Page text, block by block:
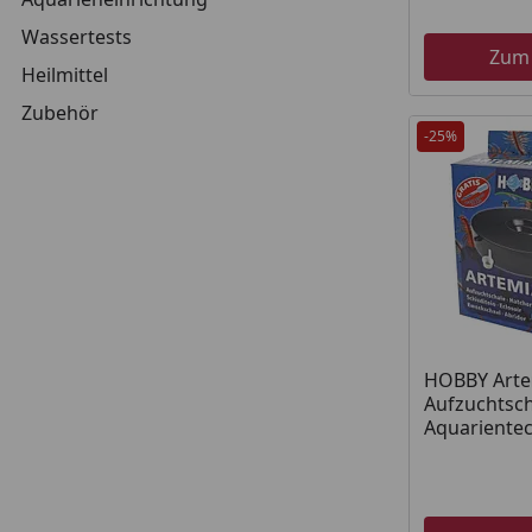
Wassertests
Heilmittel
Zubehör
-25%
HOBBY